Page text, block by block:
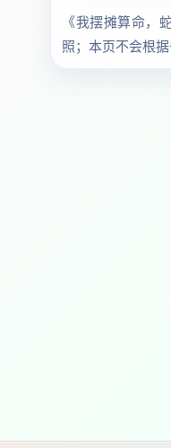
《我摆摊算命，
照；本页不会根据